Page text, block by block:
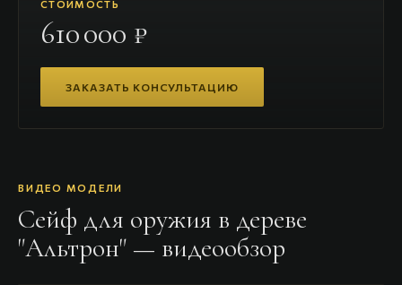
СТОИМОСТЬ
610 000 ₽
ЗАКАЗАТЬ КОНСУЛЬТАЦИЮ
ВИДЕО МОДЕЛИ
Сейф для оружия в дереве
"Альтрон" — видеообзор